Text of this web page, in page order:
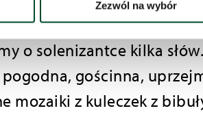
Zezwól na wybór
o solenizantce kilka
gościnna,
mozaiki z kuleczek z